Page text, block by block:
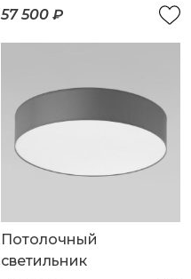
абажуром
57 500 ₽
Потолочный
светильник